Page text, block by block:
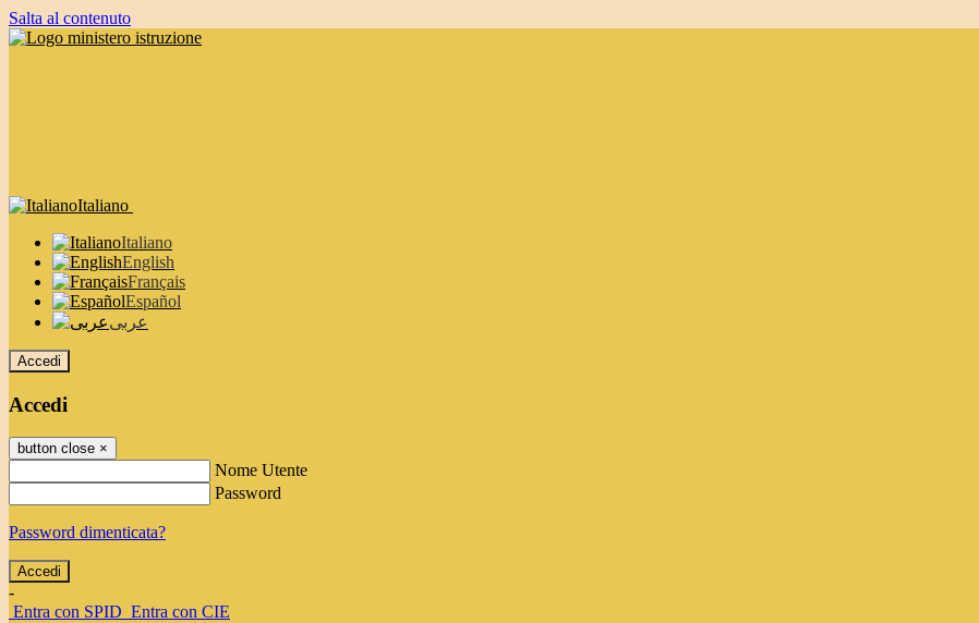
Salta al contenuto
Italiano
Italiano
English
Français
Español
عربى
Accedi
Accedi
button close ×
Nome Utente
Password
Password dimenticata?
-
Entra con SPID Entra con CIE